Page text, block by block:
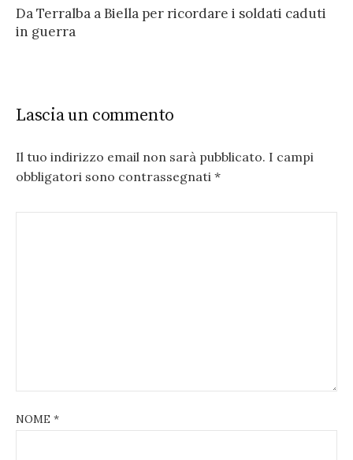
Da Terralba a Biella per ricordare i soldati caduti
in guerra
Lascia un commento
Il tuo indirizzo email non sarà pubblicato. I campi
obbligatori sono contrassegnati *
NOME *